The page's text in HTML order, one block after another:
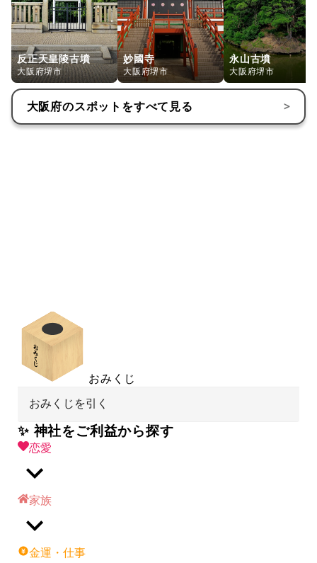
反正天皇陵古墳
大阪府堺市
妙國寺
大阪府堺市
永山古墳
大阪府堺市
大阪府のスポットをすべて見る >
おみくじ
おみくじを引く
✨ 神社をご利益から探す
恋愛
家族
金運・仕事